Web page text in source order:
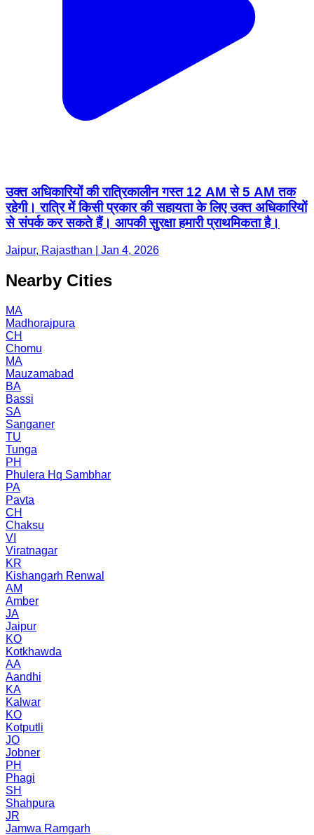
उक्त अधिकारियों की रात्रिकालीन गस्त 12 AM से 5 AM तक
रहेगी। रात्रि में किसी प्रकार की सहायता के लिए उक्त अधिकारियों
से संपर्क कर सकते हैं। आपकी सुरक्षा हमारी प्राथमिकता है।
Jaipur, Rajasthan | Jan 4, 2026
Nearby Cities
MA
Madhorajpura
CH
Chomu
MA
Mauzamabad
BA
Bassi
SA
Sanganer
TU
Tunga
PH
Phulera Hq Sambhar
PA
Pavta
CH
Chaksu
VI
Viratnagar
KR
Kishangarh Renwal
AM
Amber
JA
Jaipur
KO
Kotkhawda
AA
Aandhi
KA
Kalwar
KO
Kotputli
JO
Jobner
PH
Phagi
SH
Shahpura
JR
Jamwa Ramgarh